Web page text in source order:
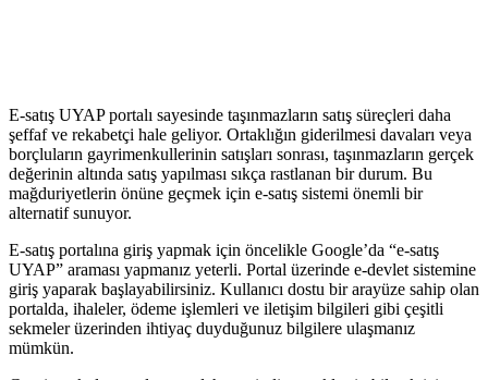
E-satış UYAP portalı sayesinde taşınmazların satış süreçleri daha
şeffaf ve rekabetçi hale geliyor. Ortaklığın giderilmesi davaları⁢ veya
borçluların gayrimenkullerinin satışları sonrası, taşınmazların gerçek
değerinin​ altında satış yapılması sıkça‍ rastlanan bir durum. Bu
mağduriyetlerin önüne‍ geçmek için e-satış ‍sistemi önemli bir
alternatif sunuyor.
E-satış portalına giriş yapmak için öncelikle⁣ Google’da “e-satış
UYAP” araması yapmanız yeterli. Portal üzerinde⁢ e-devlet sistemine
giriş yaparak ‍başlayabilirsiniz. Kullanıcı dostu bir arayüze sahip olan
portalda, ihaleler, ödeme işlemleri ⁢ve iletişim bilgileri gibi çeşitli
sekmeler üzerinden ⁢ihtiyaç duyduğunuz bilgilere ulaşmanız
mümkün.